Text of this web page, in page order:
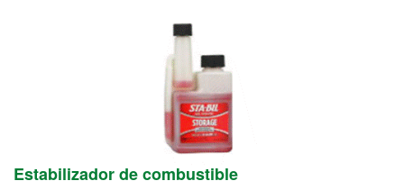
Estabilizador de combustible